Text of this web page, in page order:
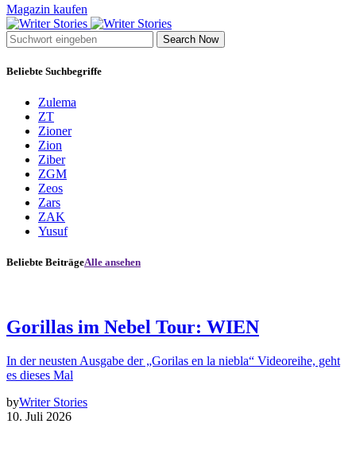
Magazin kaufen
Search Now
Beliebte Suchbegriffe
Zulema
ZT
Zioner
Zion
Ziber
ZGM
Zeos
Zars
ZAK
Yusuf
Beliebte BeiträgeAlle ansehen
Gorillas im Nebel Tour: WIEN
In der neusten Ausgabe der „Gorilas en la niebla“ Videoreihe, geht
es dieses Mal
byWriter Stories
10. Juli 2026